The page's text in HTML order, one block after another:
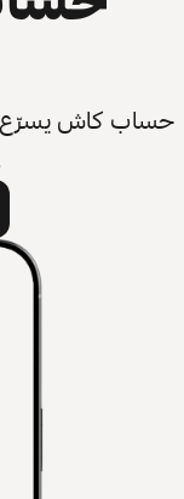
حساب كاش يسرّع